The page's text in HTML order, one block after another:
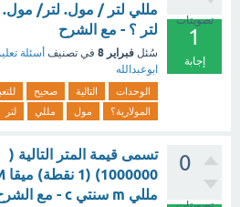
تصويتات
1
إجابة
مللي لتر / مول. لتر/
لتر ؟ - مع الشرح
سُئل فبراير 8 في تصنيف أسئلة
ابوعبدالله
الوحدات التالية صحيح
المولارية؟
مول مللي لتر
0
تسمى قيمة المتر التالية (
مللي m سنتي c - مع الشرح